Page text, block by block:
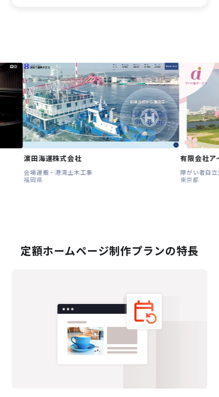
運株式会社
・港湾土木工事
有限会社アイ介護サー
障がい者自立支援
定額ホームページ制作プランの特長